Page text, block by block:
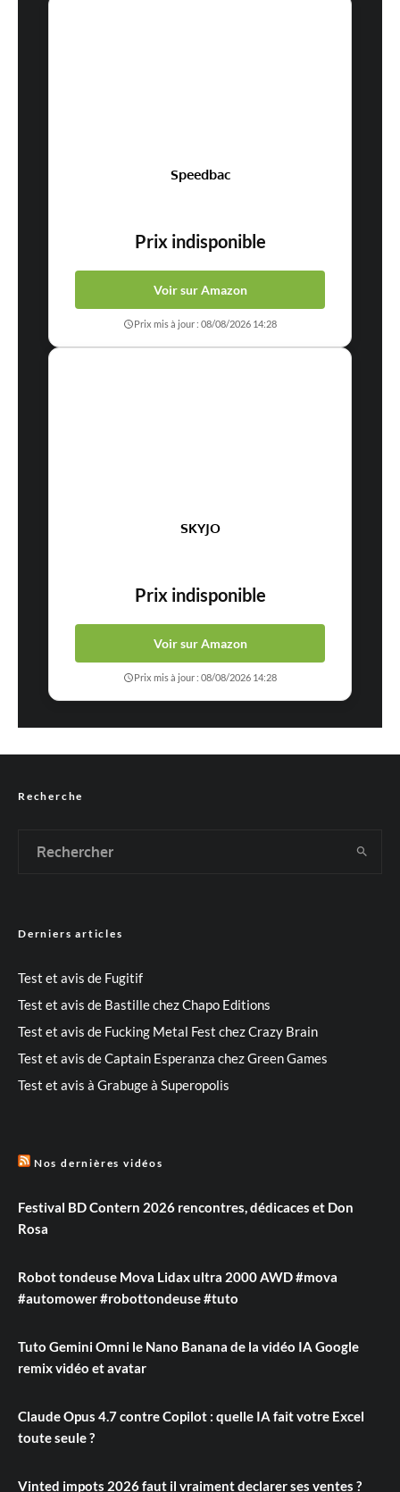
Speedbac
Prix indisponible
Voir sur Amazon
Prix mis à jour : 08/08/2026 14:28
SKYJO
Prix indisponible
Voir sur Amazon
Prix mis à jour : 08/08/2026 14:28
Recherche
Derniers articles
Test et avis de Fugitif
Test et avis de Bastille chez Chapo Editions
Test et avis de Fucking Metal Fest chez Crazy Brain
Test et avis de Captain Esperanza chez Green Games
Test et avis à Grabuge à Superopolis
Nos dernières vidéos
Festival BD Contern 2026 rencontres, dédicaces et Don
Rosa
Robot tondeuse Mova Lidax ultra 2000 AWD #mova
#automower #robottondeuse #tuto
Tuto Gemini Omni le Nano Banana de la vidéo IA Google
remix vidéo et avatar
Claude Opus 4.7 contre Copilot : quelle IA fait votre Excel
toute seule ?
Vinted impots 2026 faut il vraiment declarer ses ventes ?